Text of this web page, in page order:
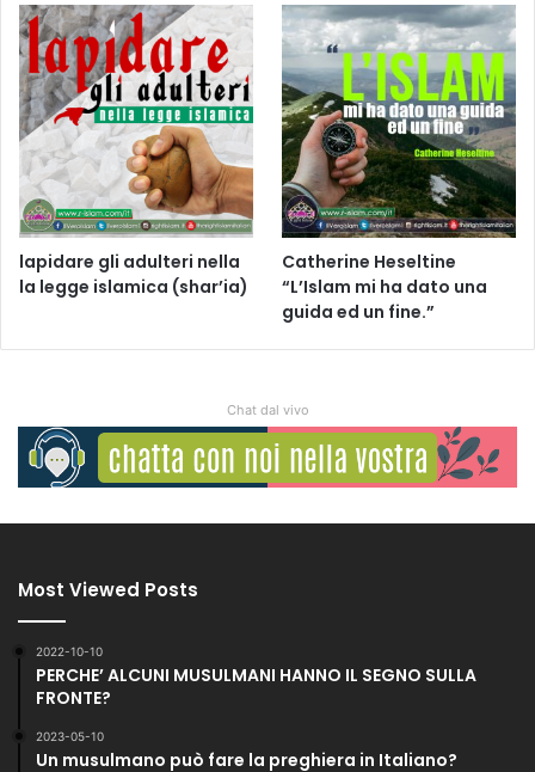
lapidare gli adulteri nella
la legge islamica (shar’ia)
Catherine Heseltine
“L’Islam mi ha dato una
guida ed un fine.”
Chat dal vivo
Most Viewed Posts
2022-10-10
PERCHE’ ALCUNI MUSULMANI HANNO IL SEGNO SULLA
FRONTE?
2023-05-10
Un musulmano può fare la preghiera in Italiano?